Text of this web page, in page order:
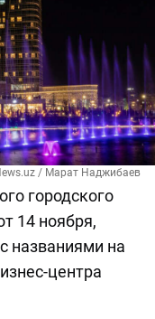
/ Марат Наджибаев
городского
14 ноября,
названиями на
центра